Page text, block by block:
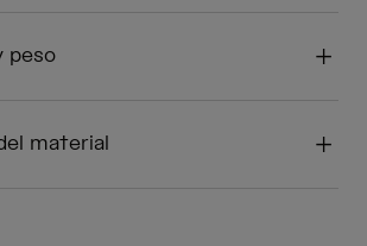
peso
material